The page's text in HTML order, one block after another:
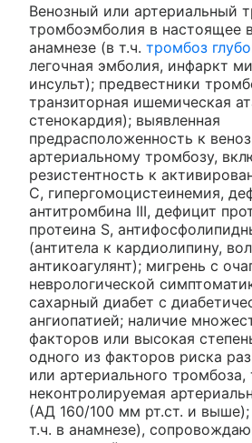
Венозный или артериальный
тромбоэмболия в настоящее
анамнезе (в т.ч. тромбоз
легочная эмболия, инфаркт
инсульт); предвестники
транзиторная ишемическая
стенокардия); выявленная
предрасположенность к
артериальному тромбозу,
резистентность к
С, гипергомоцистеинемия,
антитромбина III, дефицит
протеина S,
(антитела к кардиолипину,
антикоагулянт); мигрень с
неврологической
сахарный диабет с
ангиопатией; наличие
факторов или высокая
одного из факторов риска
или артериального
неконтролируемая
(АД 160/100 мм рт.ст. и выше);
т.ч. в анамнезе),